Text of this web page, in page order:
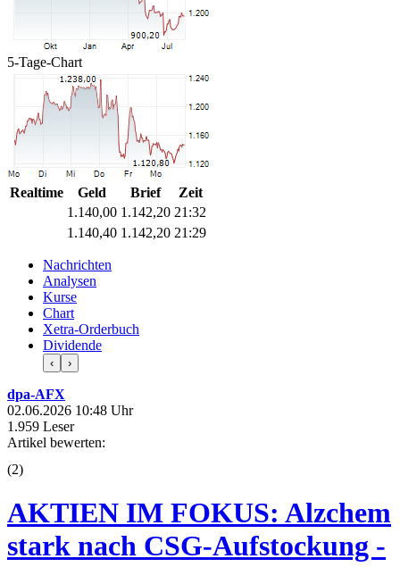
5-Tage-Chart
Realtime Geld Brief
Zeit
1.140,00 1.142,20 21:32
1.140,40 1.142,20 21:29
Nachrichten
Analysen
Kurse
Chart
Xetra-Orderbuch
Dividende
‹ ›
dpa-AFX
02.06.2026 10:48 Uhr
1.959 Leser
Artikel bewerten:
(2)
AKTIEN IM FOKUS: Alzchem
stark nach CSG-Aufstockung -